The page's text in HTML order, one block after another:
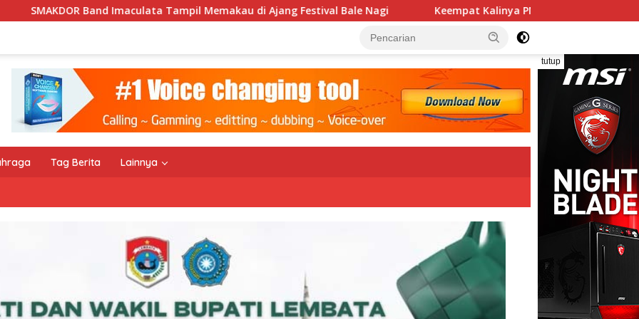
Memakau di Ajang Festival Bale Nagi Keempat Kalinya PN Lembata Kabulkan Eksepsi, Kado Songsong
tutup
Tag Berita Lainnya